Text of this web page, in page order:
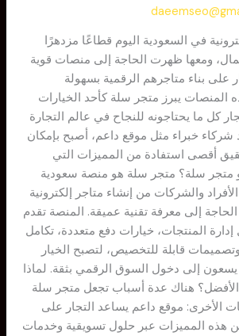
في السعودية اليوم قطاعًا مزدهرًا
ومعها ظهرت الحاجة إلى منصات قوية
على بناء متاجرهم الرقمية بسهولة
المنصات يبرز متجر سلة كأحد الخيارات
كل ما يحتاجونه للنجاح في عالم التجارة
شركاء خبراء مثل موقع داعم، أصبح بإمكان
أقصى استفادة من المميزات التي
متجر سلة؟ متجر سلة هو منصة سعودية
والشركات من إنشاء متاجر إلكترونية
إلى معرفة تقنية عميقة. المنصة تقدم
المنتجات، خيارات دفع متعددة، تكامل
قابلة للتخصيص، لتصبح الخيار
يسعون إلى دخول السوق الرقمي بثقة. لماذا
الأفضل؟ هناك عدة أسباب تجعل متجر سلة
الأخرى: موقع داعم يساعد التجار على
هذه المميزات عبر حلول تسويقية وخدمات